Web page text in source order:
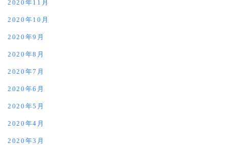
2020年11月
2020年10月
2020年9月
2020年8月
2020年7月
2020年6月
2020年5月
2020年4月
2020年3月